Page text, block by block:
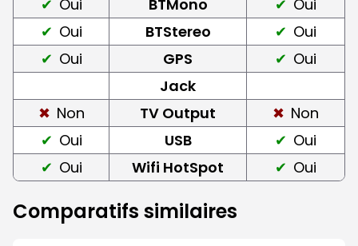
Oui
BTMono
Oui
Oui
BTStereo
Oui
Oui
GPS
Oui
Jack
Non
TV Output
Non
Oui
USB
Oui
Oui
Wifi HotSpot Oui
Comparatifs similaires